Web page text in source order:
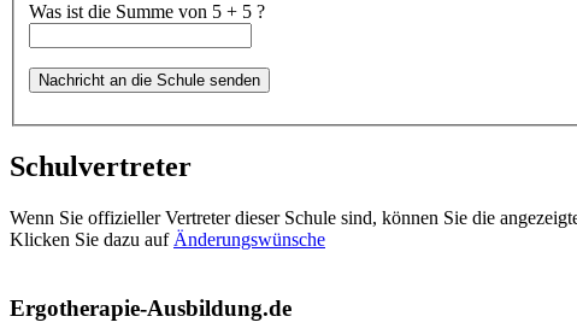
Was ist die Summe von 5 + 5 ?
Schulvertreter
Wenn Sie offizieller Vertreter dieser Schule sind, können Sie die
Klicken Sie dazu auf Änderungswünsche
Ergotherapie-Ausbildung.de